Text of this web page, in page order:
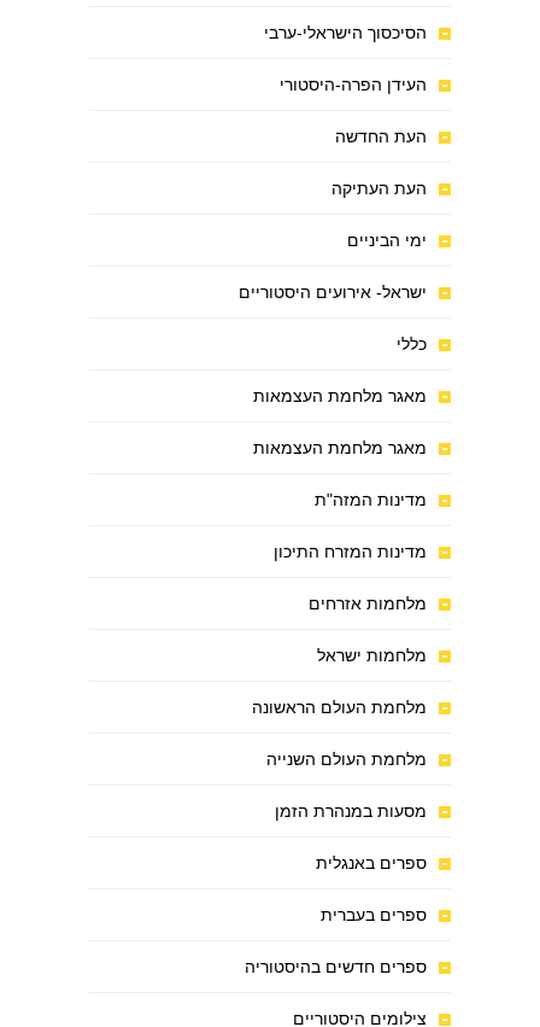
הסיכסוך הישראלי-ערבי
העידן הפרה-היסטורי
העת החדשה
העת העתיקה
ימי הביניים
ישראל- אירועים היסטוריים
כללי
מאגר מלחמת העצמאות
מאגר מלחמת העצמאות
מדינות המזה"ת
מדינות המזרח התיכון
מלחמות אזרחים
מלחמות ישראל
מלחמת העולם הראשונה
מלחמת העולם השנייה
מסעות במנהרת הזמן
ספרים באנגלית
ספרים בעברית
ספרים חדשים בהיסטוריה
צילומים היסטוריים